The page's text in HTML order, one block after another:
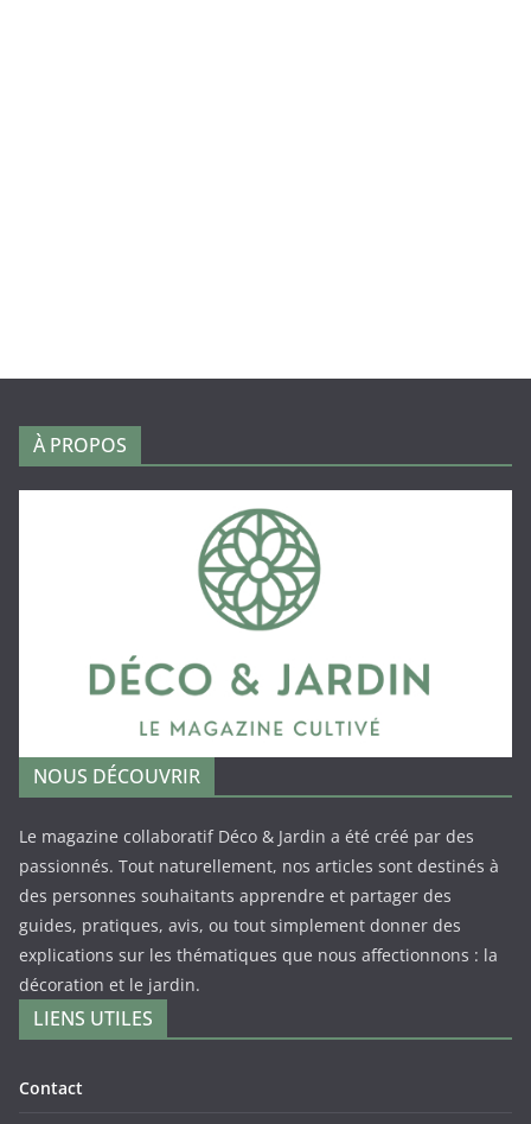
À PROPOS
NOUS DÉCOUVRIR
Le magazine collaboratif Déco & Jardin a été créé par des
passionnés. Tout naturellement, nos articles sont destinés à
des personnes souhaitants apprendre et partager des
guides, pratiques, avis, ou tout simplement donner des
explications sur les thématiques que nous affectionnons : la
décoration et le jardin.
LIENS UTILES
Contact